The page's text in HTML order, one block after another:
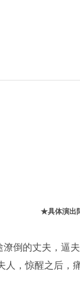
★具体演出
的丈夫，逼
人，惊醒之后